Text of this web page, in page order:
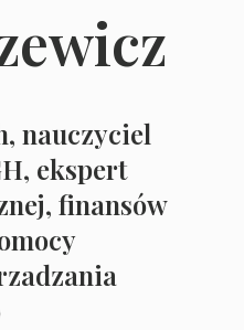
nauczyciel
ekspert
finansów